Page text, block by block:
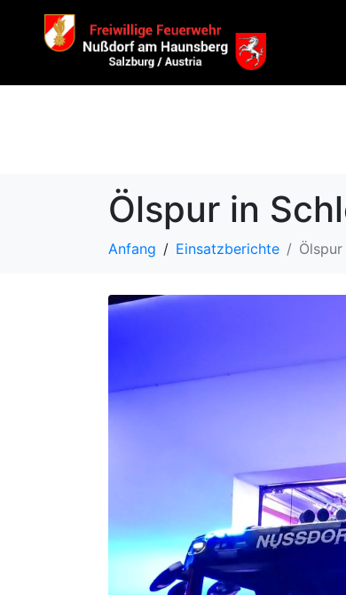
Ölspur in
Anfang Einsatzberichte